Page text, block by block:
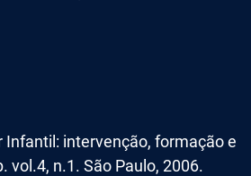
Infantil: intervenção, formação e
vol.4, n.1. São Paulo, 2006.